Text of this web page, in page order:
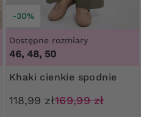
-30%
Dostępne rozmiary
46, 48, 50
Khaki cienkie spodnie
118,99 zł169,99 zł